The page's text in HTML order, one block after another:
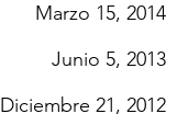
Marzo 15, 2014
Junio 5, 2013
Diciembre 21, 2012